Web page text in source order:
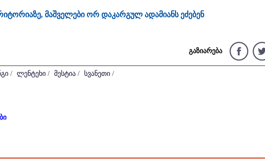
მაშველები ორ დაკარგულ ადამიანს ეძებენ
გაზიარება
/ ლენტეხი / მესტია / სვანეთი /